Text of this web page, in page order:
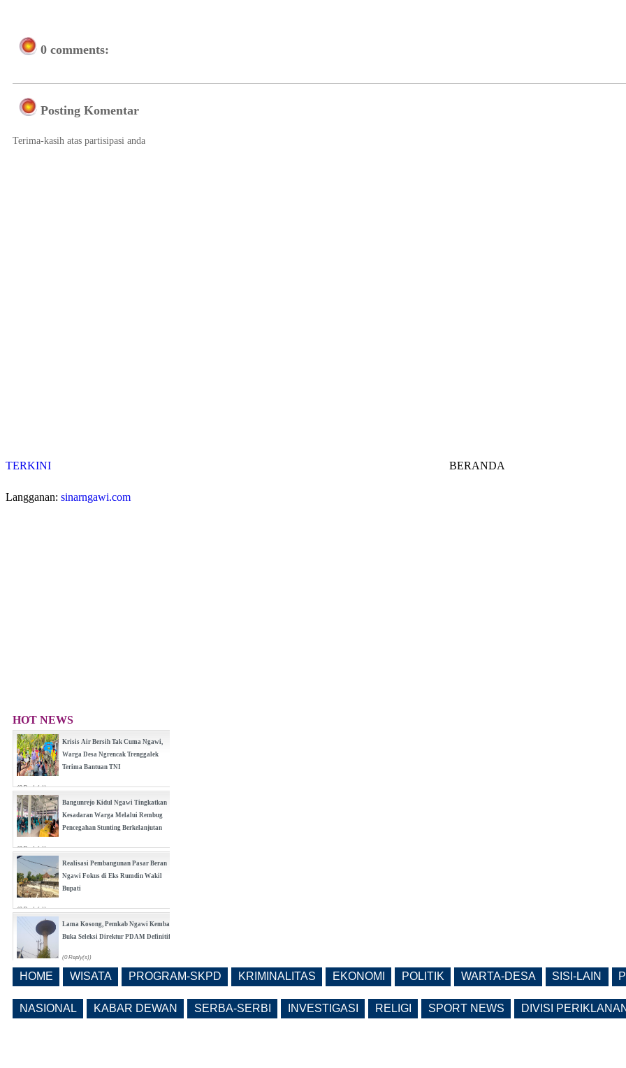
0 comments:
Posting Komentar
Terima-kasih atas partisipasi anda
TERKINI BERANDA
Langganan: sinarngawi.com
HOT NEWS
Krisis Air Bersih Tak Cuma Ngawi,
Warga Desa Ngrencak Trenggalek
Terima Bantuan TNI
(0 Reply(s))
Bangunrejo Kidul Ngawi Tingkatkan
Kesadaran Warga Melalui Rembug
Pencegahan Stunting Berkelanjutan
(0 Reply(s))
Realisasi Pembangunan Pasar Beran
Ngawi Fokus di Eks Rumdin Wakil
Bupati
(0 Reply(s))
Lama Kosong, Pemkab Ngawi Kembali
Buka Seleksi Direktur PDAM Definitif
(0 Reply(s))
Dikenai Denda dan Pembatasan
HOME WISATA PROGRAM-SKPD KRIMINALITAS EKONOMI POLITIK WARTA-DESA SISI-LAIN
NASIONAL KABAR DEWAN SERBA-SERBI INVESTIGASI RELIGI SPORT NEWS DIVISI